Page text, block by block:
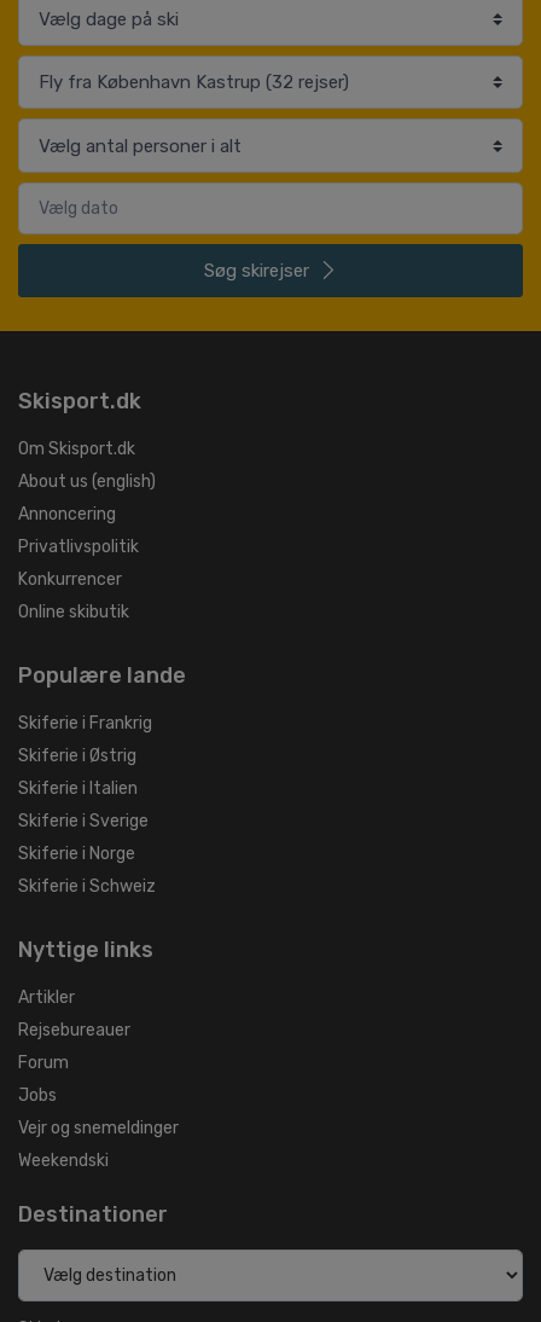
Søg skirejser
Skisport.dk
Om Skisport.dk
About us (english)
Annoncering
Privatlivspolitik
Konkurrencer
Online skibutik
Populære lande
Skiferie i Frankrig
Skiferie i Østrig
Skiferie i Italien
Skiferie i Sverige
Skiferie i Norge
Skiferie i Schweiz
Nyttige links
Artikler
Rejsebureauer
Forum
Jobs
Vejr og snemeldinger
Weekendski
Destinationer